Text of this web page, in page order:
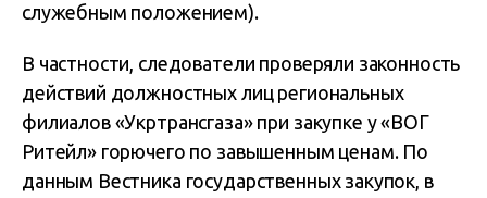
служебным положением).
В частности, следователи проверяли законность
действий должностных лиц региональных
филиалов «Укртрансгаза» при закупке у «ВОГ
Ритейл» горючего по завышенным ценам. По
данным Вестника государственных закупок, в